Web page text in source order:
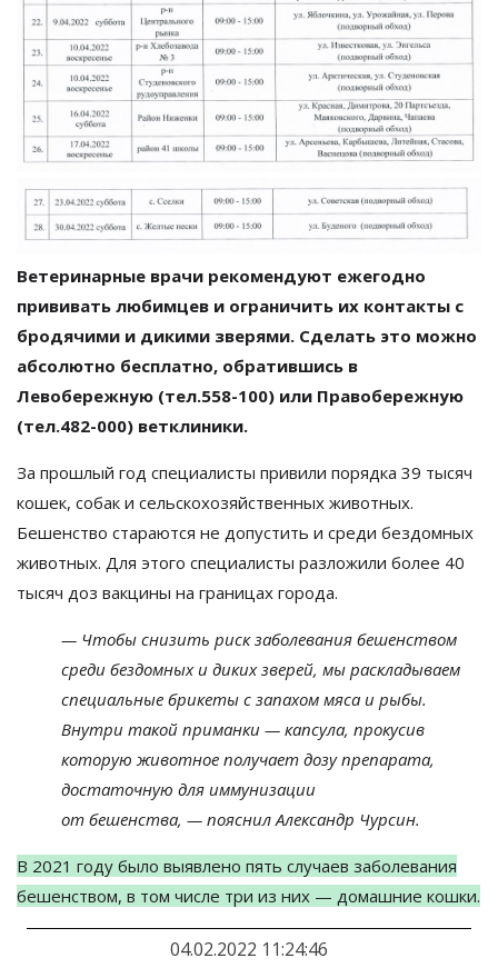
Ветеринарные врачи рекомендуют ежегодно
прививать любимцев и ограничить их контакты с
бродячими и дикими зверями. Сделать это можно
абсолютно бесплатно, обратившись в
Левобережную (тел.558-100) или Правобережную
(тел.482-000) ветклиники.
За прошлый год специалисты привили порядка 39 тысяч
кошек, собак и сельскохозяйственных животных.
Бешенство стараются не допустить и среди бездомных
животных. Для этого специалисты разложили более 40
тысяч доз вакцины на границах города.
— Чтобы снизить риск заболевания бешенством
среди бездомных и диких зверей, мы раскладываем
специальные брикеты с запахом мяса и рыбы.
Внутри такой приманки — капсула, прокусив
которую животное получает дозу препарата,
достаточную для иммунизации
от бешенства, — пояснил Александр Чурсин.
В 2021 году было выявлено пять случаев заболевания
бешенством, в том числе три из них — домашние кошки.
04.02.2022 11:24:46